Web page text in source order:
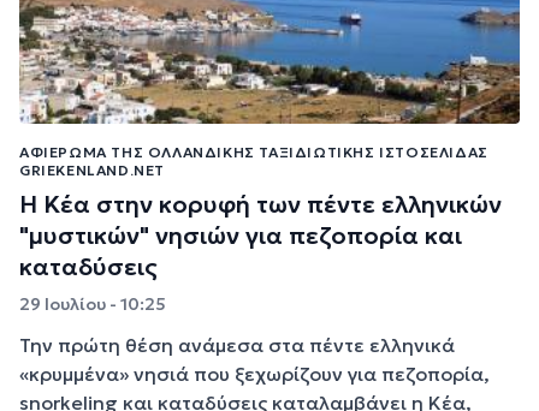
ΑΦΙΈΡΩΜΑ ΤΗΣ ΟΛΛΑΝΔΙΚΉΣ ΤΑΞΙΔΙΩΤΙΚΉΣ ΙΣΤΟΣΕΛΊΔΑΣ
GRIEKENLAND.NET
Η Κέα στην κορυφή των πέντε ελληνικών
"μυστικών" νησιών για πεζοπορία και
καταδύσεις
29 Ιουλίου - 10:25
Την πρώτη θέση ανάμεσα στα πέντε ελληνικά
«κρυμμένα» νησιά που ξεχωρίζουν για πεζοπορία,
snorkeling και καταδύσεις καταλαμβάνει η Κέα,